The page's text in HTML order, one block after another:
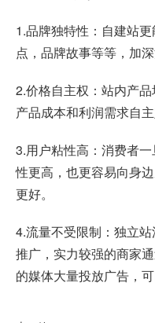
1.品牌独特性：自建站
点，品牌故事等等，加深
2.价格自主权：站内产
产品成本和利润需求自
3.用户粘性高：消费者
性更高，也更容易向身
更好。
4.流量不受限制：独立
推广，实力较强的商家
的媒体大量投放广告，